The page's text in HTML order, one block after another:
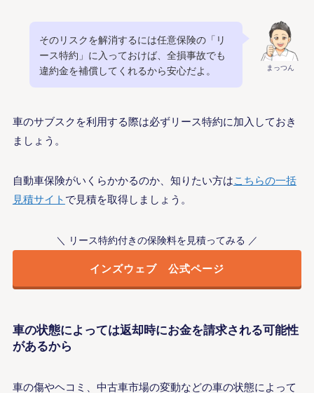
まっつん
そのリスクを解消するには任意保険の「リ
ース特約」に入っておけば、全損事故でも
違約金を補償してくれるから安心だよ。
車のサブスクを利用する際は必ずリース特約に加入しておき
ましょう。
自動車保険がいくらかかるのか、知りたい方はこちらの一括
見積サイトで見積を取得しましょう。
＼ リース特約付きの保険料を見積ってみる ／
インズウェブ 公式ページ
車の状態によっては返却時にお金を請求される可能性
があるから
車の傷やヘコミ、中古車市場の変動などの車の状態によって